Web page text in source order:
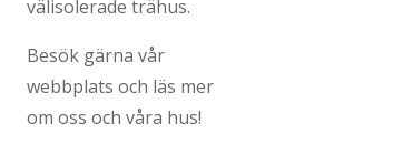
välisolerade trähus.
Besök gärna vår
webbplats och läs mer
om oss och våra hus!